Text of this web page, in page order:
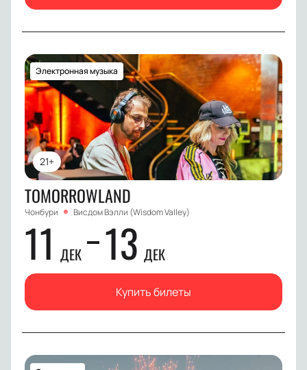
21+
Электронная музыка
TOMORROWLAND
Чонбури Висдом Вэлли (Wisdom Valley)
11 ДЕК 13 ДЕК
Купить билеты